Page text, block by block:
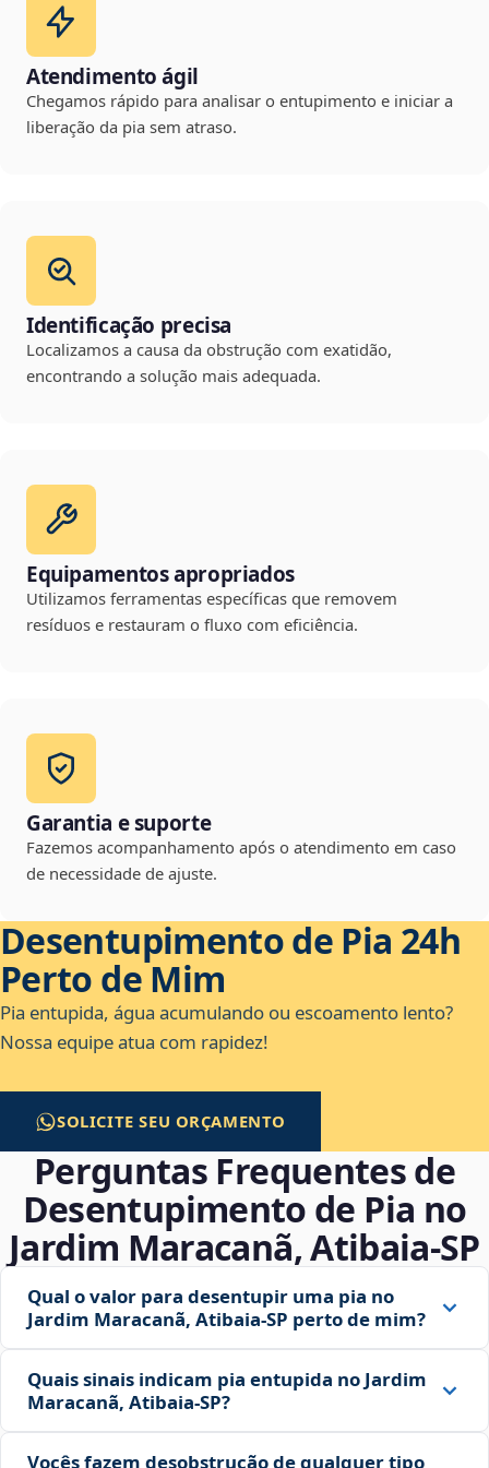
Atendimento ágil
Chegamos rápido para analisar o entupimento e iniciar a
liberação da pia sem atraso.
Identificação precisa
Localizamos a causa da obstrução com exatidão,
encontrando a solução mais adequada.
Equipamentos apropriados
Utilizamos ferramentas específicas que removem
resíduos e restauram o fluxo com eficiência.
Garantia e suporte
Fazemos acompanhamento após o atendimento em caso
de necessidade de ajuste.
Desentupimento de Pia 24h
Perto de Mim
Pia entupida, água acumulando ou escoamento lento?
Nossa equipe atua com rapidez!
SOLICITE SEU ORÇAMENTO
Perguntas Frequentes de
Desentupimento de Pia no
Jardim Maracanã, Atibaia‑SP
Qual o valor para desentupir uma pia no
Jardim Maracanã, Atibaia‑SP perto de mim?
Quais sinais indicam pia entupida no Jardim
Maracanã, Atibaia‑SP?
Vocês fazem desobstrução de qualquer tipo